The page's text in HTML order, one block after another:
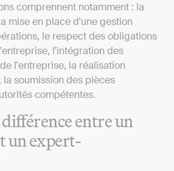
comprennent notamment : la
mise en place d'une gestion
le respect des obligations
l'intégration des
l'entreprise, la réalisation
soumission des pièces
compétentes.
différence entre un
un expert-